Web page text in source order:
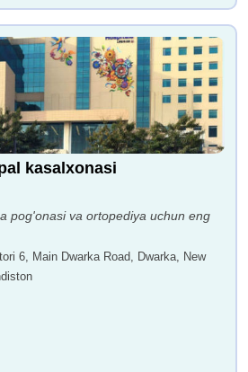
kasalxonasi
pog'onasi va ortopediya uchun eng
6, Main Dwarka Road, Dwarka, New